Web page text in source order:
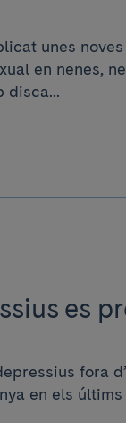
unes
en nenes,
disca...
es
fora
en els